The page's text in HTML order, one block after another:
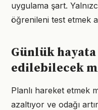
uygulama şart.
öğrenileni test etmek
Günlük
edilebilecek
Planlı hareket etmek
azaltıyor ve odağı